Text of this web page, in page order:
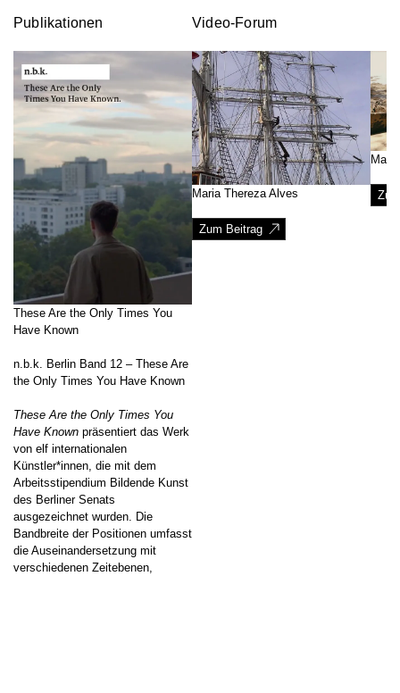
Publikationen
These Are the Only Times You
Have Known
n.b.k. Berlin Band 12 – These Are
the Only Times You Have Known
These Are the Only Times You
Have Known präsentiert das Werk
von elf internationalen
Künstler*innen, die mit dem
Arbeitsstipendium Bildende Kunst
des Berliner Senats
ausgezeichnet wurden. Die
Bandbreite der Positionen umfasst
die Auseinandersetzung mit
verschiedenen Zeitebenen,
Video-Forum
Maria Thereza Alves
Zum Beitrag